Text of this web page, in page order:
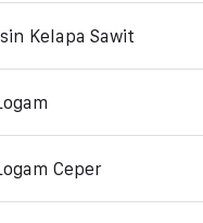
Kelapa Sawit
Ceper